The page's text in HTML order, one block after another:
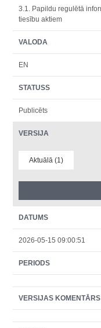
3.1. Papildu regulētā
tiesību aktiem
VALODA
EN
STATUSS
Publicēts
VERSIJA
Aktuālā (1)
DATUMS
2026-05-15 09:00:51
PERIODS
VERSIJAS KOMENTĀRS